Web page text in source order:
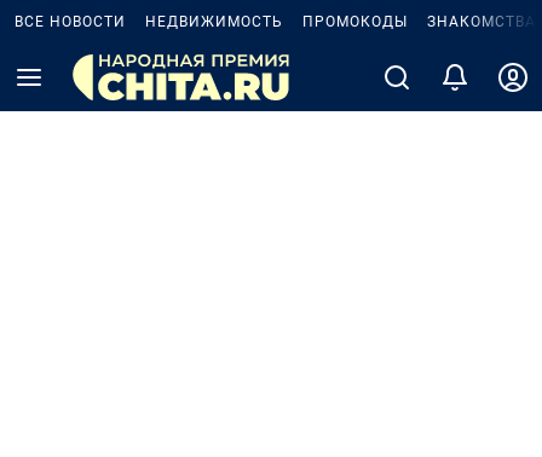
ВСЕ НОВОСТИ НЕДВИЖИМОСТЬ ПРОМОКОДЫ ЗНАКОМСТВА